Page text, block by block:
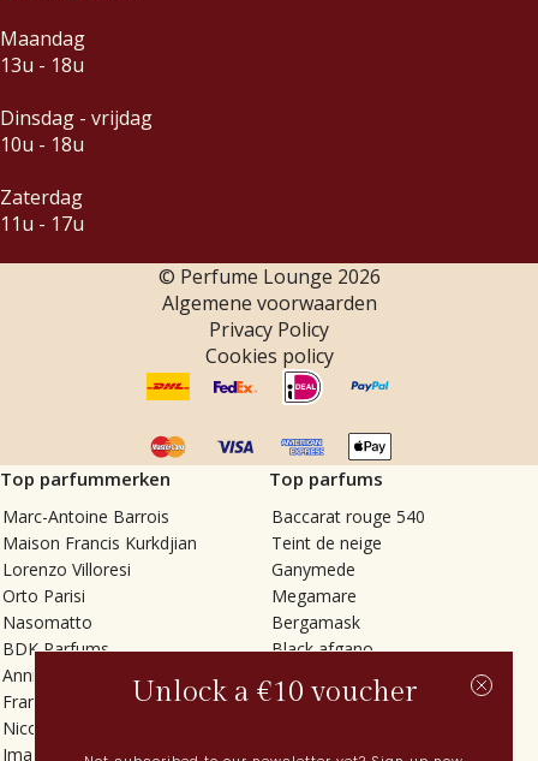
Maandag
13u - 18u
Dinsdag - vrijdag
10u - 18u
Zaterdag
11u - 17u
© Perfume Lounge 2026
Algemene voorwaarden
Privacy Policy
Cookies policy
Top parfummerken
Marc-Antoine Barrois
Maison Francis Kurkdjian
Lorenzo Villoresi
Orto Parisi
Nasomatto
BDK Parfums
Annindriya
Francesca Bianchi
Nicolaï
Imaginary Authors
Top parfums
Baccarat rouge 540
Teint de neige
Ganymede
Megamare
Bergamask
Black afgano
Tilia
Vetiver Rain
Unlock a €10 voucher